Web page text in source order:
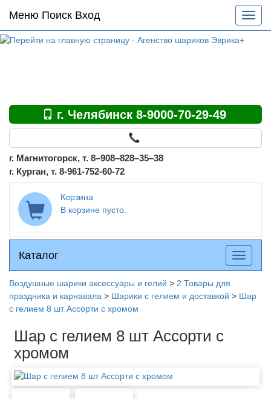
Основное
меню
по
Меню Поиск Вход
меню
г. Челябинск 8-9000-70-29-49
г. Магнитогорск, т. 8–908–828–35–38
г. Курган, т. 8-961-752-60-72
Корзина
В корзине пусто.
Каталог
Каталог
меню
Воздушные шарики аксессуары и гелий > 2 Товары для
праздника и карнавала > Шарики с гелием и доставкой > Шар
с гелием 8 шт Ассорти с хромом
Шар с гелием 8 шт Ассорти с
хромом